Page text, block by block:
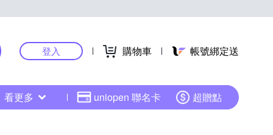
登入 購物車 帳號綁定送
看更多 uniopen 聯名卡 超贈點